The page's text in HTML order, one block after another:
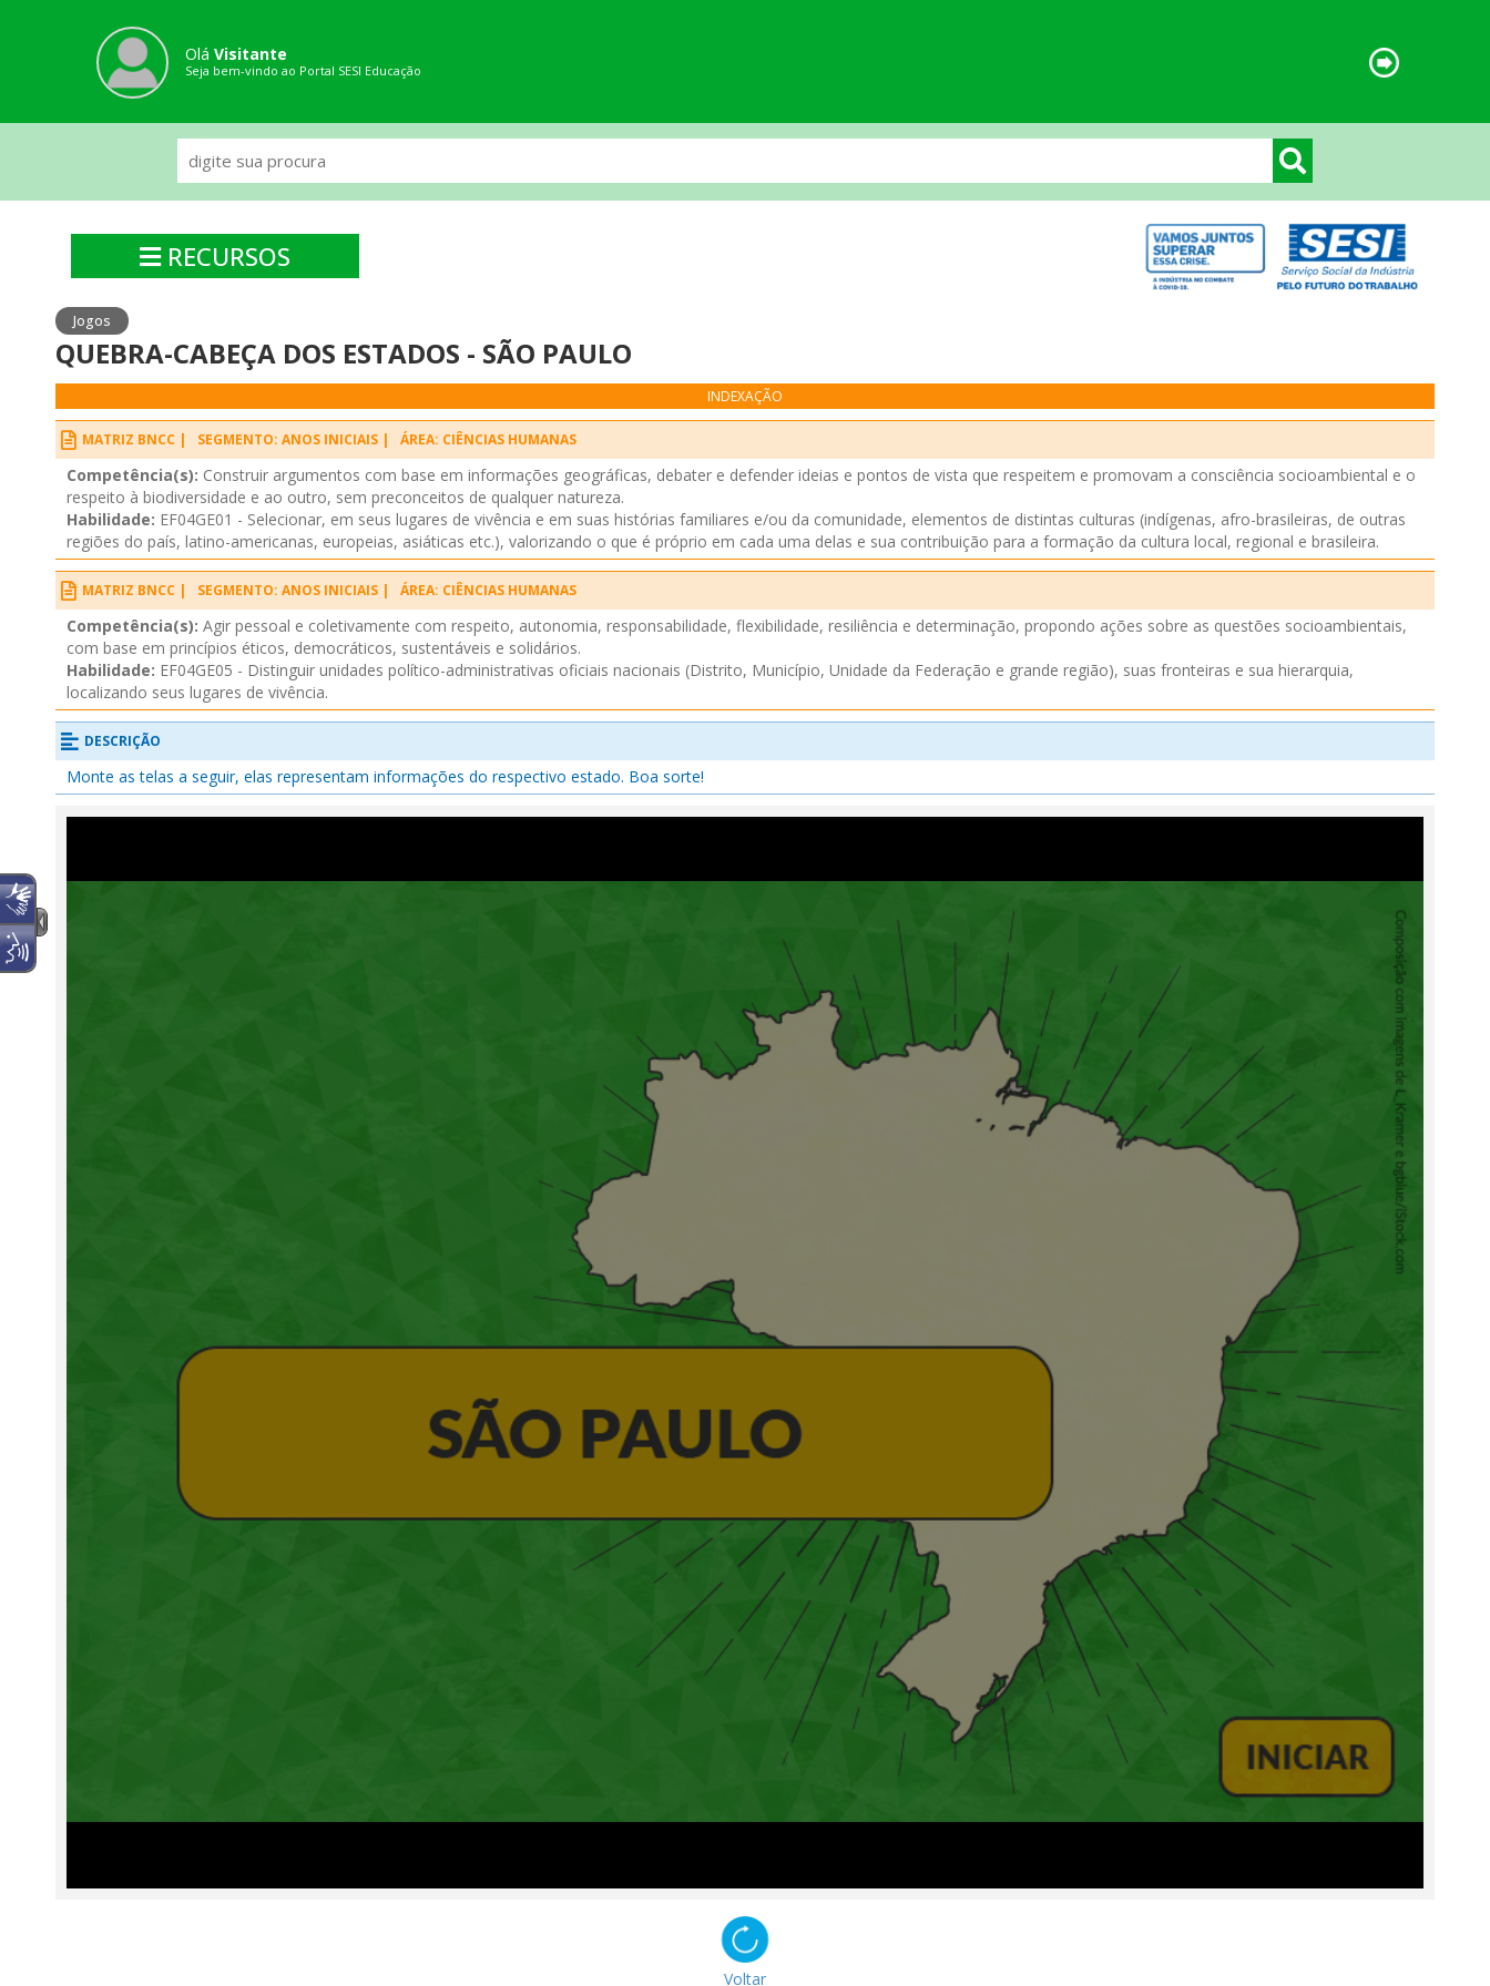
Olá Visitante
Seja bem-vindo ao Portal SESI Educação
RECURSOS
Jogos
QUEBRA-CABEÇA DOS ESTADOS - SÃO PAULO
INDEXAÇÃO
MATRIZ BNCC | SEGMENTO: ANOS INICIAIS | ÁREA: CIÊNCIAS HUMANAS
Competência(s): Construir argumentos com base em informações geográficas, debater e defender ideias e pontos de vista que respeitem e promovam a consciência socioambiental e o
respeito à biodiversidade e ao outro, sem preconceitos de qualquer natureza.
Habilidade: EF04GE01 - Selecionar, em seus lugares de vivência e em suas histórias familiares e/ou da comunidade, elementos de distintas culturas (indígenas, afro-brasileiras, de outras
regiões do país, latino-americanas, europeias, asiáticas etc.), valorizando o que é próprio em cada uma delas e sua contribuição para a formação da cultura local, regional e brasileira.
MATRIZ BNCC | SEGMENTO: ANOS INICIAIS | ÁREA: CIÊNCIAS HUMANAS
Competência(s): Agir pessoal e coletivamente com respeito, autonomia, responsabilidade, flexibilidade, resiliência e determinação, propondo ações sobre as questões socioambientais,
com base em princípios éticos, democráticos, sustentáveis e solidários.
Habilidade: EF04GE05 - Distinguir unidades político-administrativas oficiais nacionais (Distrito, Município, Unidade da Federação e grande região), suas fronteiras e sua hierarquia,
localizando seus lugares de vivência.
DESCRIÇÃO
Monte as telas a seguir, elas representam informações do respectivo estado. Boa sorte!
Voltar